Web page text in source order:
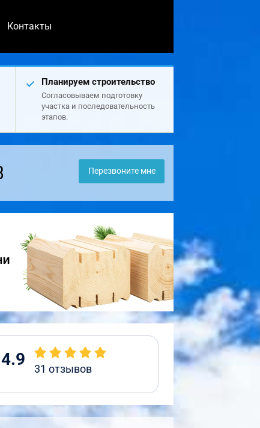
Контакты
Планируем строительство
Согласовываем подготовку
участка и последовательность
этапов.
Перезвоните мне
4.9 31 отзывов